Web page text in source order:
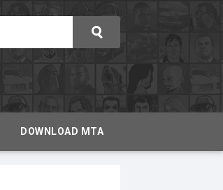
DOWNLOAD MTA